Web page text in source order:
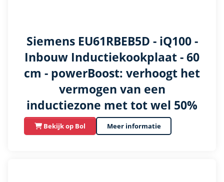
Siemens EU61RBEB5D - iQ100 -
Inbouw Inductiekookplaat - 60
cm - powerBoost: verhoogt het
vermogen van een
inductiezone met tot wel 50%
Bekijk op Bol Meer informatie